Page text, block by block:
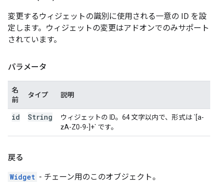
変更するウィジェットの識別に使用される一意の ID を設
定します。ウィジェットの変更はアドオンでのみサポート
されています。
パラメータ
名
前
タイプ 説明
id String
ウィジェットの ID。64 文字以内で、形式は `[a-
zA-Z0-9-]+` です。
戻る
Widget - チェーン用のこのオブジェクト。